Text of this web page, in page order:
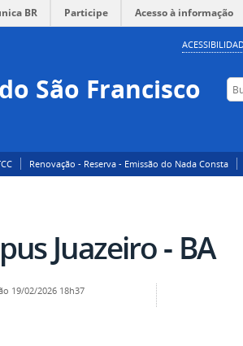
BR Participe Acesso à informação
São Francisco
Renovação - Reserva - Emissão do Nada Consta
Juazeiro - BA
19/02/2026 18h37